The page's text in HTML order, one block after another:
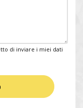
di inviare i miei dati